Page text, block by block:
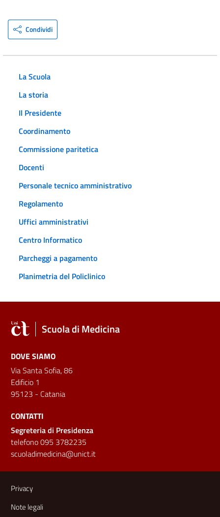
Condividi
La Scuola
La storia
Il Presidente
Coordinamento
Commissione paritetica
Docenti
Personale tecnico amministrativo
Regolamento
Uffici amministrativi
Centro Informatico
Parcheggi a pagamento
Planimetria del Policlinico
Scuola di Medicina
DOVE SIAMO
Via Santa Sofia, 86
Edificio 1
95123 - Catania
CONTATTI
Segreteria di Presidenza
telefono 095 3782235
scuoladimedicina@unict.it
Link e informazioni utili
Privacy
Note legali